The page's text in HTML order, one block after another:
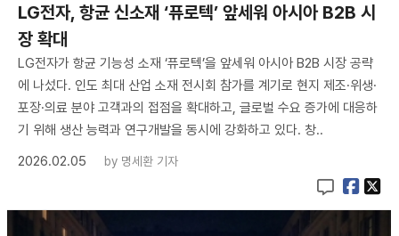
LG전자, 항균 신소재 ‘퓨로텍’ 앞세워 아시아 B2B 시
장 확대
LG전자가 항균 기능성 소재 ‘퓨로텍’을 앞세워 아시아 B2B 시장 공략
에 나섰다. 인도 최대 산업 소재 전시회 참가를 계기로 현지 제조·위생·
포장·의료 분야 고객과의 접점을 확대하고, 글로벌 수요 증가에 대응하
기 위해 생산 능력과 연구개발을 동시에 강화하고 있다. 창..
2026.02.05
by 명세환 기자